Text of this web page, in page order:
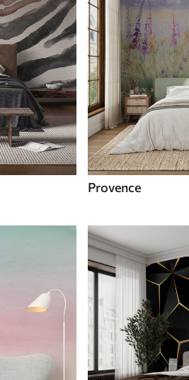
Provence